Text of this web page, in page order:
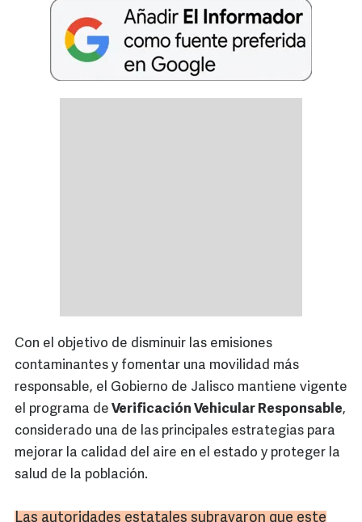
Con el objetivo de disminuir las emisiones
contaminantes y fomentar una movilidad más
responsable, el Gobierno de Jalisco mantiene vigente
el programa de Verificación Vehicular Responsable,
considerado una de las principales estrategias para
mejorar la calidad del aire en el estado y proteger la
salud de la población.
Las autoridades estatales subrayaron que este